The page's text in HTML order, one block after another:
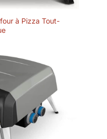
à Pizza Tout-